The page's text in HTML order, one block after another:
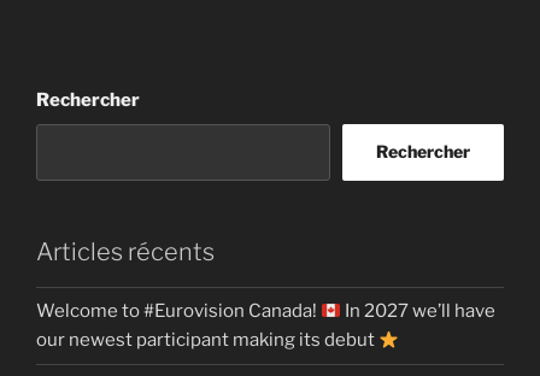
Rechercher
Rechercher
Articles récents
Welcome to #Eurovision Canada!
In 2027 we’ll have
our newest participant making its debut